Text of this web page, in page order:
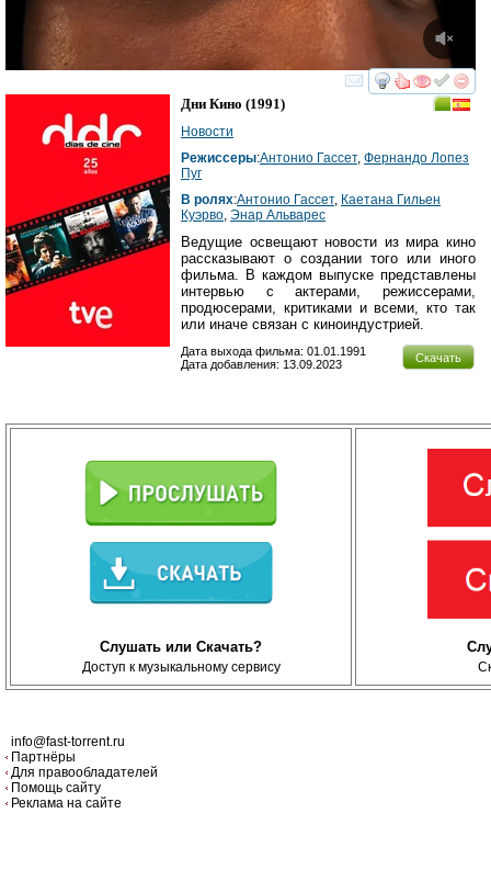
смотреть
Дни Кино (1991)
Новости
Режиссеры:Антонио Гассет, Фернандо Лопез
Пуг
В ролях:Антонио Гассет, Каетана Гильен
Куэрво, Энар Альварес
Ведущие освещают новости из мира кино
рассказывают о создании того или иного
фильма. В каждом выпуске представлены
интервью с актерами, режиссерами,
продюсерами, критиками и всеми, кто так
или иначе связан с киноиндустрией.
Скачать
Дата выхода фильма: 01.01.1991
Дата добавления: 13.09.2023
Слушать или Скачать?
Доступ к музыкальному сервису
info@fast-torrent.ru
Партнёры
Для правообладателей
Помощь сайту
Реклама на сайте